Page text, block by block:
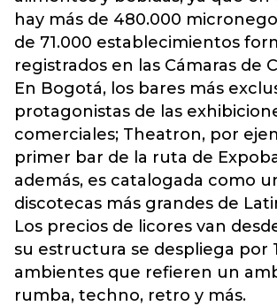
hay más de 480.000
de 71.000 establecimientos
registrados en las Cámaras de
En Bogotá, los bares más
protagonistas de las
comerciales; Theatron, por
primer bar de la ruta de
además, es catalogada como
discotecas más grandes de
Los precios de licores van
su estructura se despliega por
ambientes que refieren un
rumba, techno, retro y más.